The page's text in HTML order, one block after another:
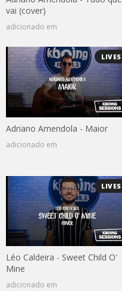
vai (cover)
adicionado em
LIVES
Adriano Amendola - Maior
adicionado em
LIVES
Léo Caldeira - Sweet Child O'
Mine
adicionado em